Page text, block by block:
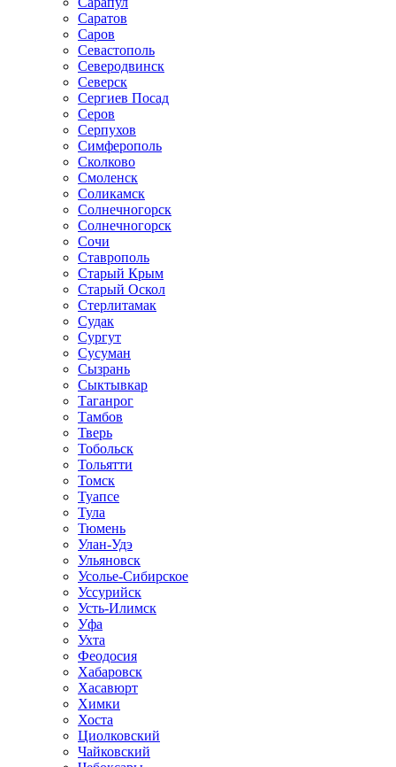
Саратов
Саров
Севастополь
Северодвинск
Северск
Сергиев Посад
Серов
Серпухов
Симферополь
Сколково
Смоленск
Соликамск
Солнечногорск
Солнечногорск
Сочи
Ставрополь
Старый Крым
Старый Оскол
Стерлитамак
Судак
Сургут
Сусуман
Сызрань
Сыктывкар
Таганрог
Тамбов
Тверь
Тобольск
Тольятти
Томск
Туапсе
Тула
Тюмень
Улан-Удэ
Ульяновск
Усолье-Сибирское
Уссурийск
Усть-Илимск
Уфа
Ухта
Феодосия
Хабаровск
Хасавюрт
Химки
Хоста
Циолковский
Чайковский